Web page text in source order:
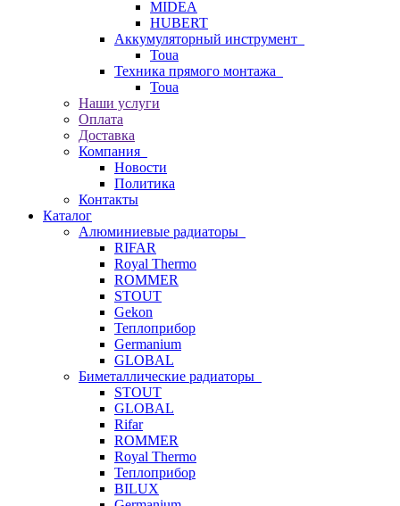
MIDEA
HUBERT
Аккумуляторный инструмент
Toua
Техника прямого монтажа
Toua
Наши услуги
Оплата
Доставка
Компания
Новости
Политика
Контакты
Каталог
Алюминиевые радиаторы
RIFAR
Royal Thermo
ROMMER
STOUT
Gekon
Теплоприбор
Germanium
GLOBAL
Биметаллические радиаторы
STOUT
GLOBAL
Rifar
ROMMER
Royal Thermo
Теплоприбор
BILUX